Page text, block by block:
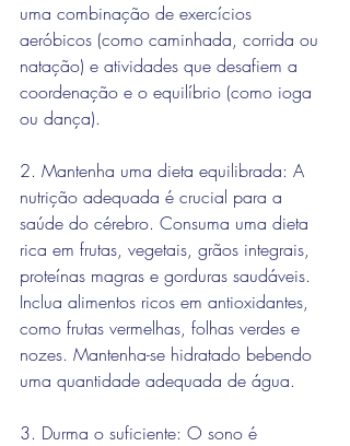
uma combinação de exercícios
aeróbicos (como caminhada, corrida ou
natação) e atividades que desafiem a
coordenação e o equilíbrio (como ioga
ou dança).
2. Mantenha uma dieta equilibrada: A
nutrição adequada é crucial para a
saúde do cérebro. Consuma uma dieta
rica em frutas, vegetais, grãos integrais,
proteínas magras e gorduras saudáveis.
Inclua alimentos ricos em antioxidantes,
como frutas vermelhas, folhas verdes e
nozes. Mantenha-se hidratado bebendo
uma quantidade adequada de água.
3. Durma o suficiente: O sono é